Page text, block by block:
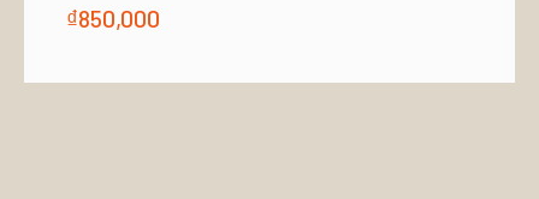
₫850,000